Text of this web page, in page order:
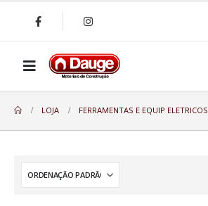
LOJA FERRAMENTAS E EQUIP ELETRICOS